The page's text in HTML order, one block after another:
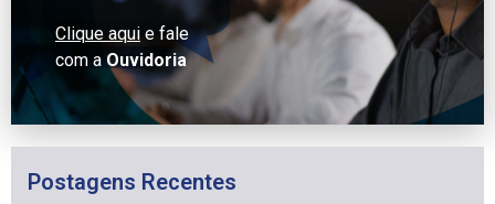
Clique aqui e fale
com a Ouvidoria
Postagens Recentes